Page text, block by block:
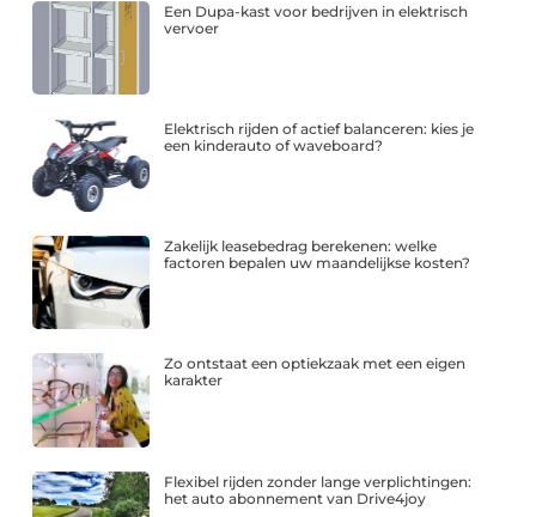
Een Dupa-kast voor bedrijven in elektrisch
vervoer
Elektrisch rijden of actief balanceren: kies je
een kinderauto of waveboard?
Zakelijk leasebedrag berekenen: welke
factoren bepalen uw maandelijkse kosten?
Zo ontstaat een optiekzaak met een eigen
karakter
Flexibel rijden zonder lange verplichtingen:
het auto abonnement van Drive4joy